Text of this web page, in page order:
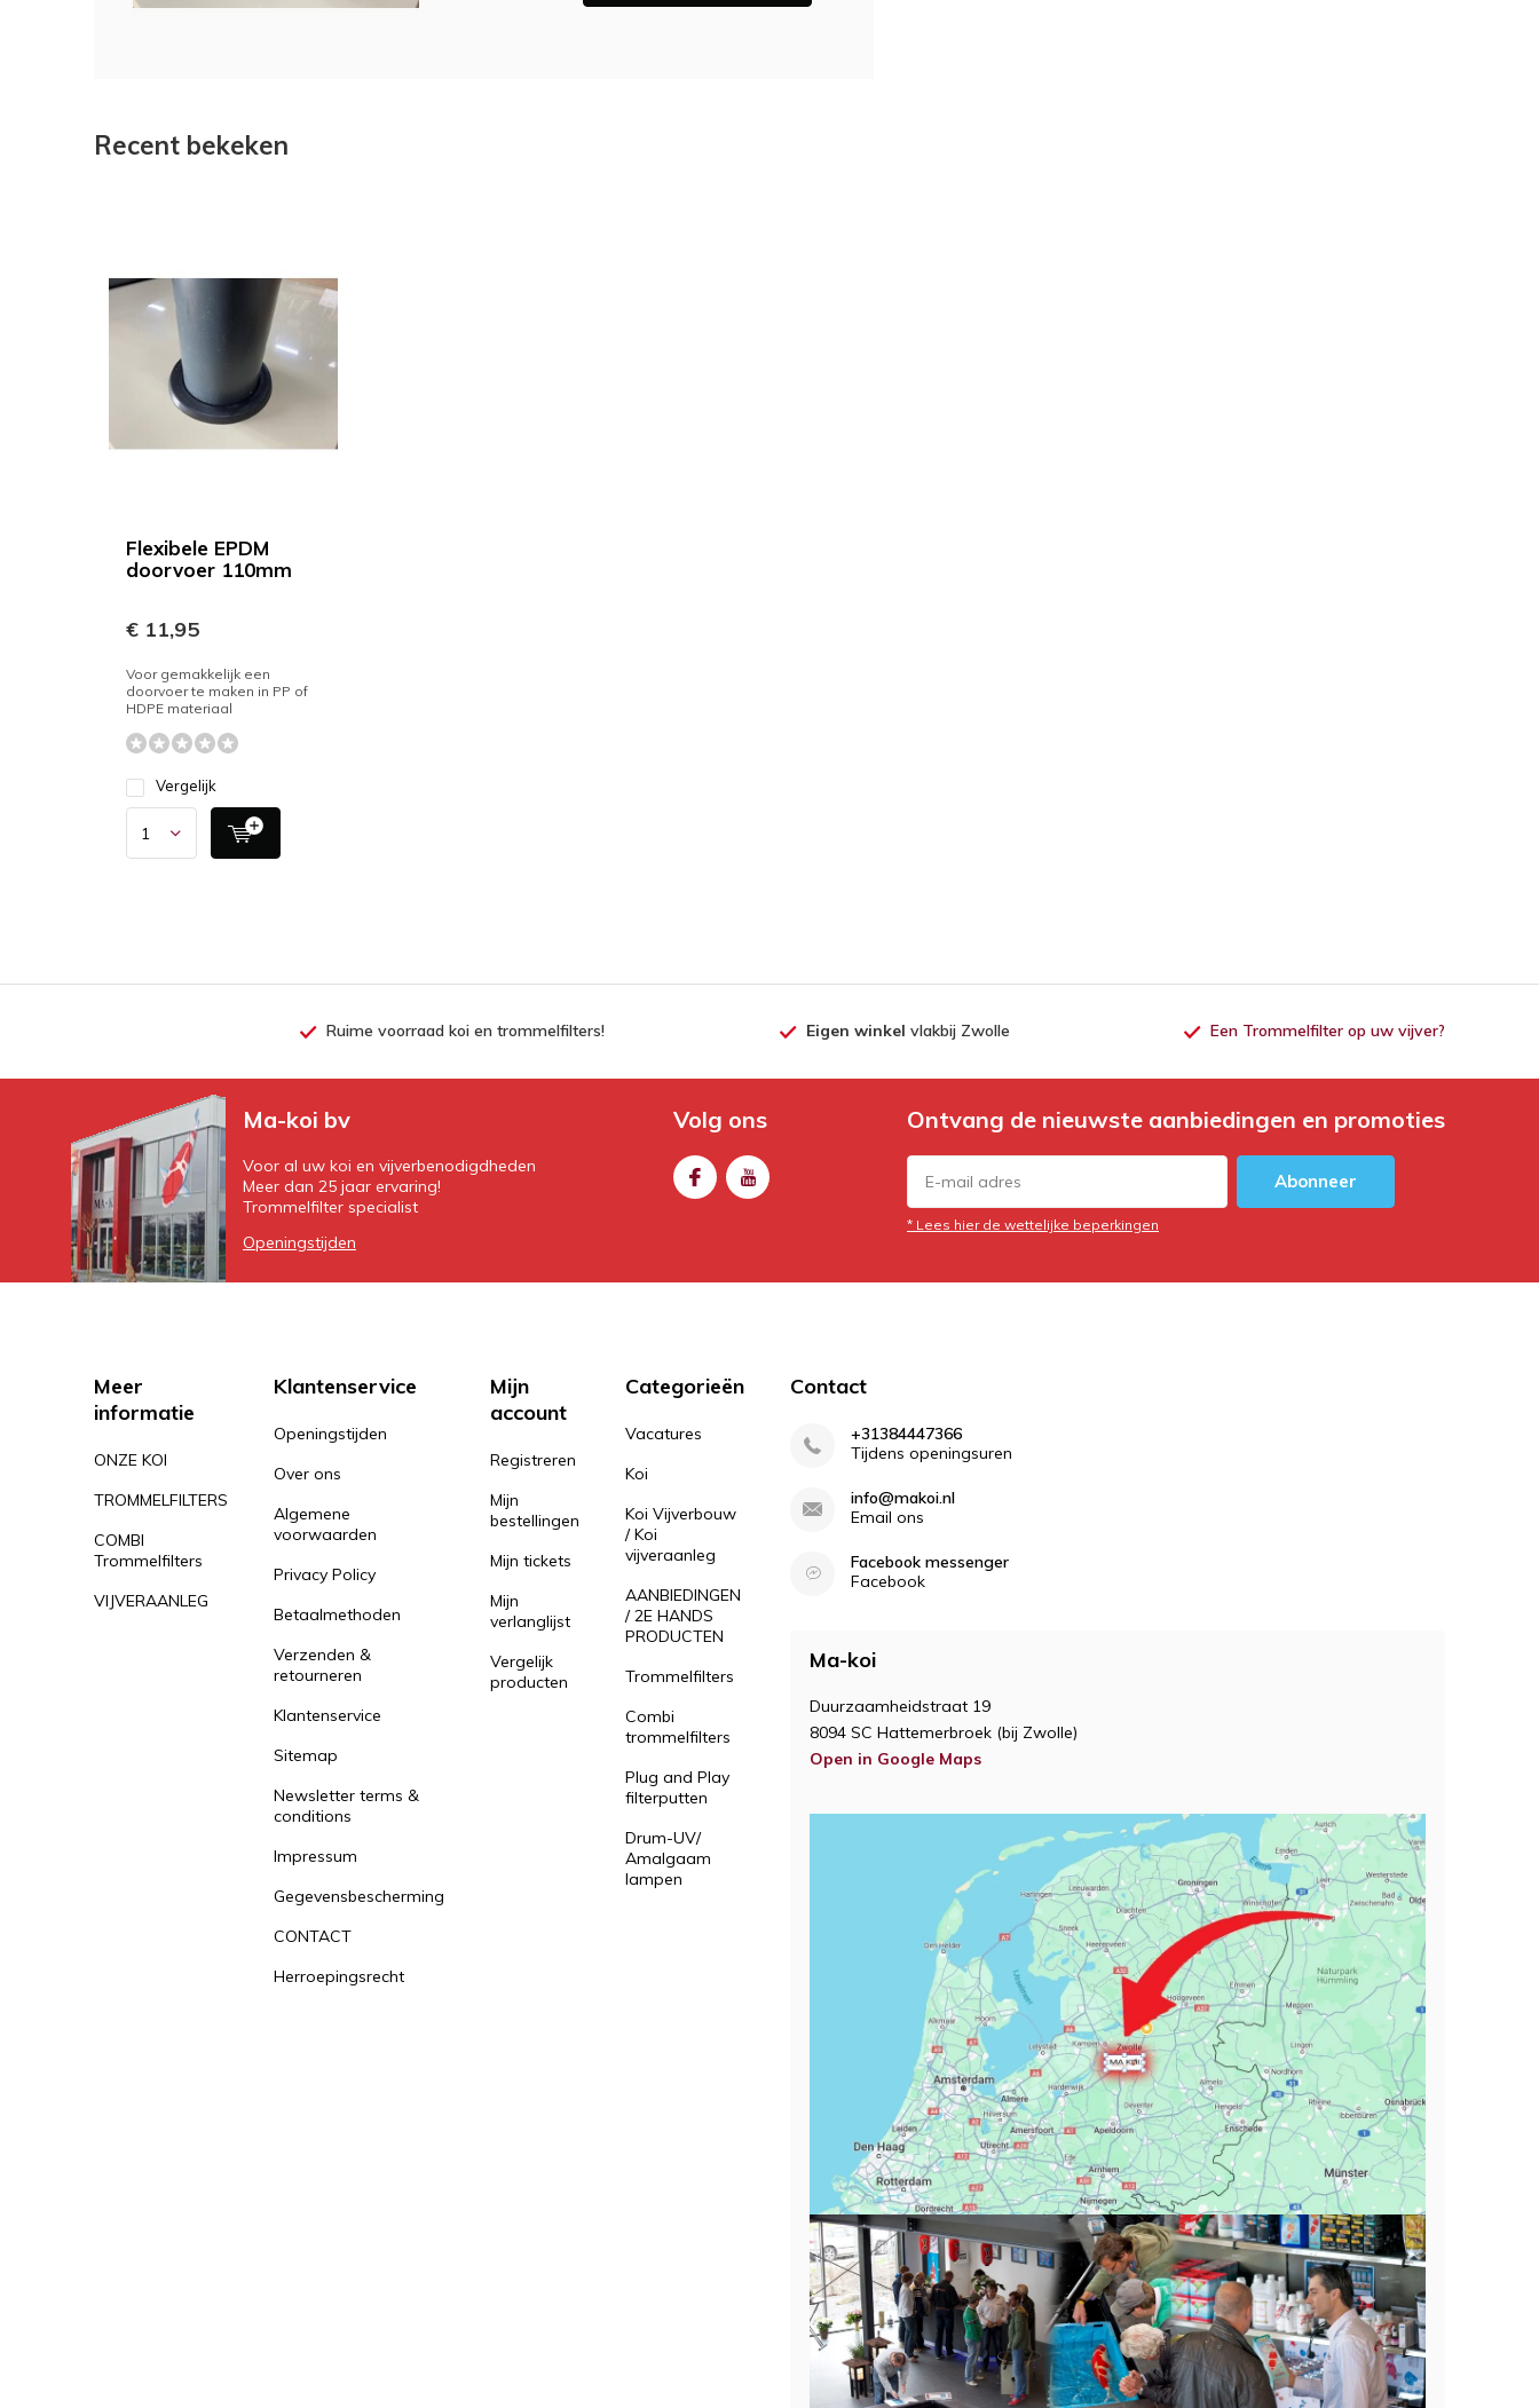
Recent bekeken
Flexibele EPDM
doorvoer 110mm
€ 11,95
Voor gemakkelijk een
doorvoer te maken in PP of
HDPE materiaal
Vergelijk
Ruime voorraad koi en trommelfilters! Eigen winkel vlakbij Zwolle Een Trommelfilter op uw vijver?
Ma-koi bv
Voor al uw koi en vijverbenodigdheden
Meer dan 25 jaar ervaring!
Trommelfilter specialist
Openingstijden
Volg ons Ontvang de nieuwste aanbiedingen en promoties
Abonneer
* Lees hier de wettelijke beperkingen
Meer
informatie
ONZE KOI
TROMMELFILTERS
COMBI
Trommelfilters
VIJVERAANLEG
Klantenservice
Openingstijden
Over ons
Algemene
voorwaarden
Privacy Policy
Betaalmethoden
Verzenden &
retourneren
Klantenservice
Sitemap
Newsletter terms &
conditions
Impressum
Gegevensbescherming
CONTACT
Herroepingsrecht
Mijn
account
Registreren
Mijn
bestellingen
Mijn tickets
Mijn
verlanglijst
Vergelijk
producten
Categorieën
Vacatures
Koi
Koi Vijverbouw
/ Koi
vijveraanleg
AANBIEDINGEN
/ 2E HANDS
PRODUCTEN
Trommelfilters
Combi
trommelfilters
Plug and Play
filterputten
Drum-UV/
Amalgaam
lampen
Contact
+31384447366
Tijdens openingsuren
info@makoi.nl
Email ons
Facebook messenger
Facebook
Ma-koi
Duurzaamheidstraat 19
8094 SC Hattemerbroek (bij Zwolle)
Open in Google Maps